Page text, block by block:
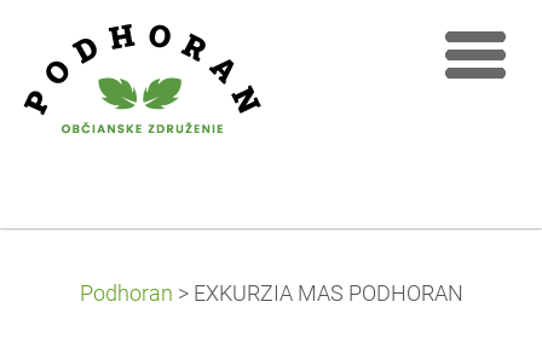
Podhoran > EXKURZIA MAS PODHORAN